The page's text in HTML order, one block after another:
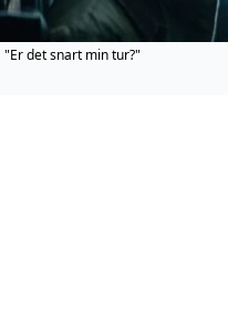
"Er det snart min tur?"